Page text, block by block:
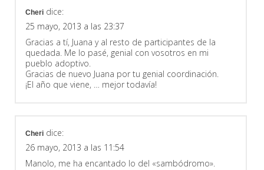
Cheri dice:
25 mayo, 2013 a las 23:37
Gracias a tí, Juana y al resto de participantes de la
quedada. Me lo pasé, genial con vosotros en mi
pueblo adoptivo.
Gracias de nuevo Juana por tu genial coordinación.
¡El año que viene, … mejor todavía!
Cheri dice:
26 mayo, 2013 a las 11:54
Manolo, me ha encantado lo del «sambódromo».